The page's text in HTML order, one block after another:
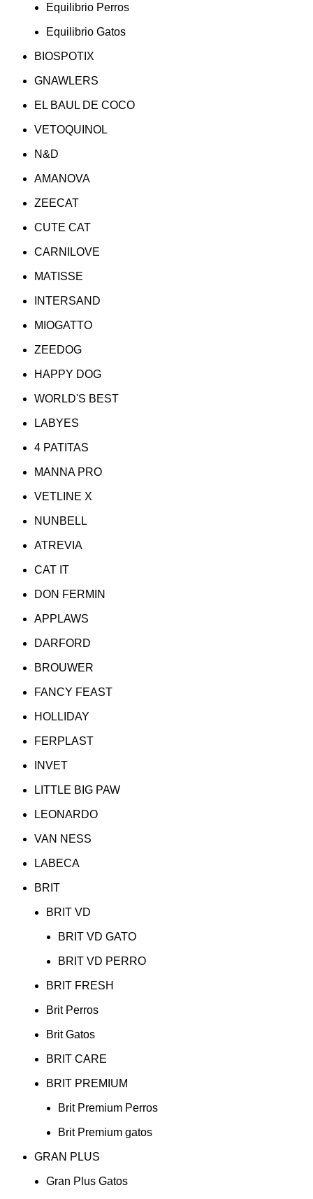
Equilibrio Perros
Equilibrio Gatos
BIOSPOTIX
GNAWLERS
EL BAUL DE COCO
VETOQUINOL
N&D
AMANOVA
ZEECAT
CUTE CAT
CARNILOVE
MATISSE
INTERSAND
MIOGATTO
ZEEDOG
HAPPY DOG
WORLD'S BEST
LABYES
4 PATITAS
MANNA PRO
VETLINE X
NUNBELL
ATREVIA
CAT IT
DON FERMIN
APPLAWS
DARFORD
BROUWER
FANCY FEAST
HOLLIDAY
FERPLAST
INVET
LITTLE BIG PAW
LEONARDO
VAN NESS
LABECA
BRIT
BRIT VD
BRIT VD GATO
BRIT VD PERRO
BRIT FRESH
Brit Perros
Brit Gatos
BRIT CARE
BRIT PREMIUM
Brit Premium Perros
Brit Premium gatos
GRAN PLUS
Gran Plus Gatos